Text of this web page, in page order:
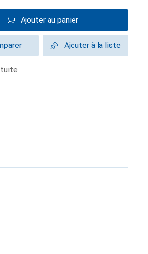
Ajouter au panier
Ajouter à la liste